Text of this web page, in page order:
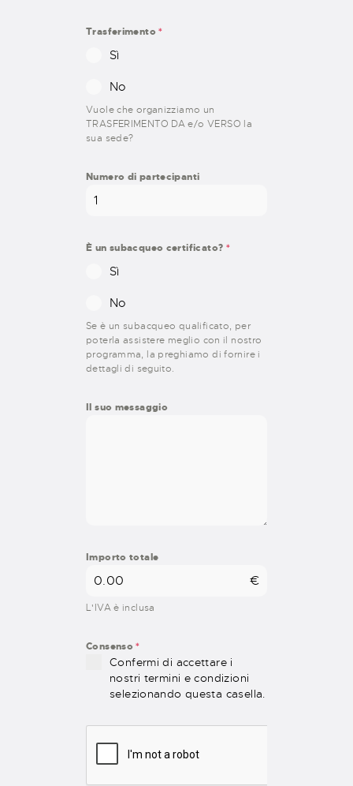
Trasferimento*
Sì
No
Vuole che organizziamo un
TRASFERIMENTO DA e/o VERSO la
sua sede?
Numero di partecipanti
È un subacqueo certificato? *
Sì
No
Se è un subacqueo qualificato, per
poterla assistere meglio con il nostro
programma, la preghiamo di fornire i
dettagli di seguito.
Il suo messaggio
Importo totale
€
L'IVA è inclusa
Consenso*
Confermi di accettare i
nostri termini e condizioni
selezionando questa casella.